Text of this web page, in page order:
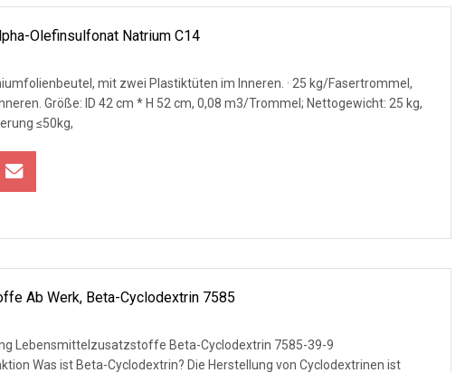
Olefinsulfonat Natrium C14
mit zwei Plastiktüten im Inneren. · 25 kg/Fasertrommel,
Größe: ID 42 cm * H 52 cm, 0,08 m3/Trommel; Nettogewicht: 25 kg,
28 kg. Lieferung ≤50kg,
Ab Werk, Beta-Cyclodextrin 7585
Lebensmittelzusatzstoffe Beta-Cyclodextrin 7585-39-9
Was ist Beta-Cyclodextrin? Die Herstellung von Cyclodextrinen ist